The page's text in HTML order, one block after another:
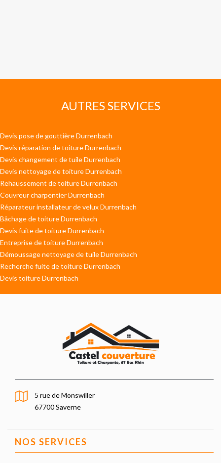
AUTRES SERVICES
Devis pose de gouttière Durrenbach
Devis réparation de toiture Durrenbach
Devis changement de tuile Durrenbach
Devis nettoyage de toiture Durrenbach
Rehaussement de toiture Durrenbach
Couvreur charpentier Durrenbach
Réparateur installateur de velux Durrenbach
Bâchage de toiture Durrenbach
Devis fuite de toiture Durrenbach
Entreprise de toiture Durrenbach
Démoussage nettoyage de tuile Durrenbach
Recherche fuite de toiture Durrenbach
Devis toiture Durrenbach
5 rue de Monswiller
67700 Saverne
NOS SERVICES